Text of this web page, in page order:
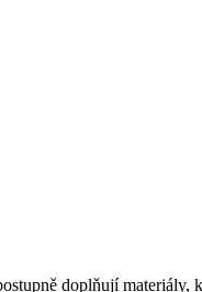
doplňují